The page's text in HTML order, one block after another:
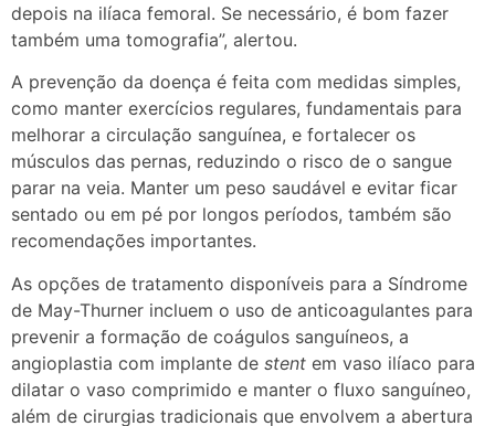
depois na ilíaca femoral. Se necessário, é bom fazer
também uma tomografia”, alertou.
A prevenção da doença é feita com medidas simples,
como manter exercícios regulares, fundamentais para
melhorar a circulação sanguínea, e fortalecer os
músculos das pernas, reduzindo o risco de o sangue
parar na veia. Manter um peso saudável e evitar ficar
sentado ou em pé por longos períodos, também são
recomendações importantes.
As opções de tratamento disponíveis para a Síndrome
de May-Thurner incluem o uso de anticoagulantes para
prevenir a formação de coágulos sanguíneos, a
angioplastia com implante de stent em vaso ilíaco para
dilatar o vaso comprimido e manter o fluxo sanguíneo,
além de cirurgias tradicionais que envolvem a abertura